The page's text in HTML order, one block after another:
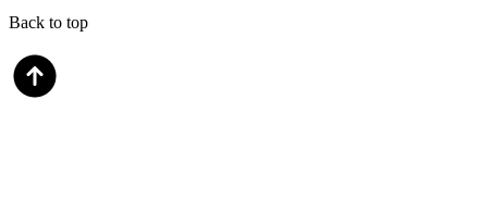
Back to top